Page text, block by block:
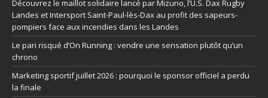
Découvrez le maillot solidaire lancé par Mizuno, l’U.S. Dax Rugby
Landes et Intersport Saint-Paul-lès-Dax au profit des sapeurs-
pompiers face aux incendies dans les Landes
Le pari risqué d’On Running : vendre une sensation plutôt qu’un
chrono
Marketing sportif juillet 2026 : pourquoi le sponsor officiel a perdu
la finale